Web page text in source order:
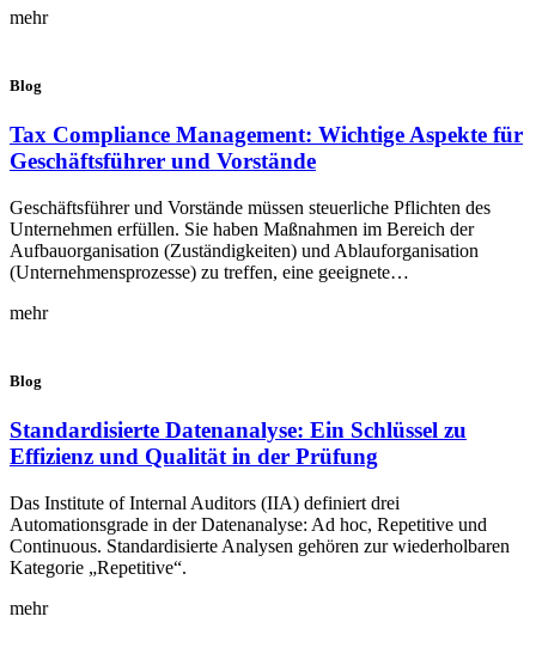
mehr
Blog
Tax Compliance Management: Wichtige Aspekte für
Geschäftsführer und Vorstände
Geschäftsführer und Vorstände müssen steuerliche Pflichten des
Unternehmen erfüllen. Sie haben Maßnahmen im Bereich der
Aufbauorganisation (Zuständigkeiten) und Ablauforganisation
(Unternehmensprozesse) zu treffen, eine geeignete…
mehr
Blog
Standardisierte Datenanalyse: Ein Schlüssel zu
Effizienz und Qualität in der Prüfung
Das Institute of Internal Auditors (IIA) definiert drei
Automationsgrade in der Datenanalyse: Ad hoc, Repetitive und
Continuous. Standardisierte Analysen gehören zur wiederholbaren
Kategorie „Repetitive“.
mehr